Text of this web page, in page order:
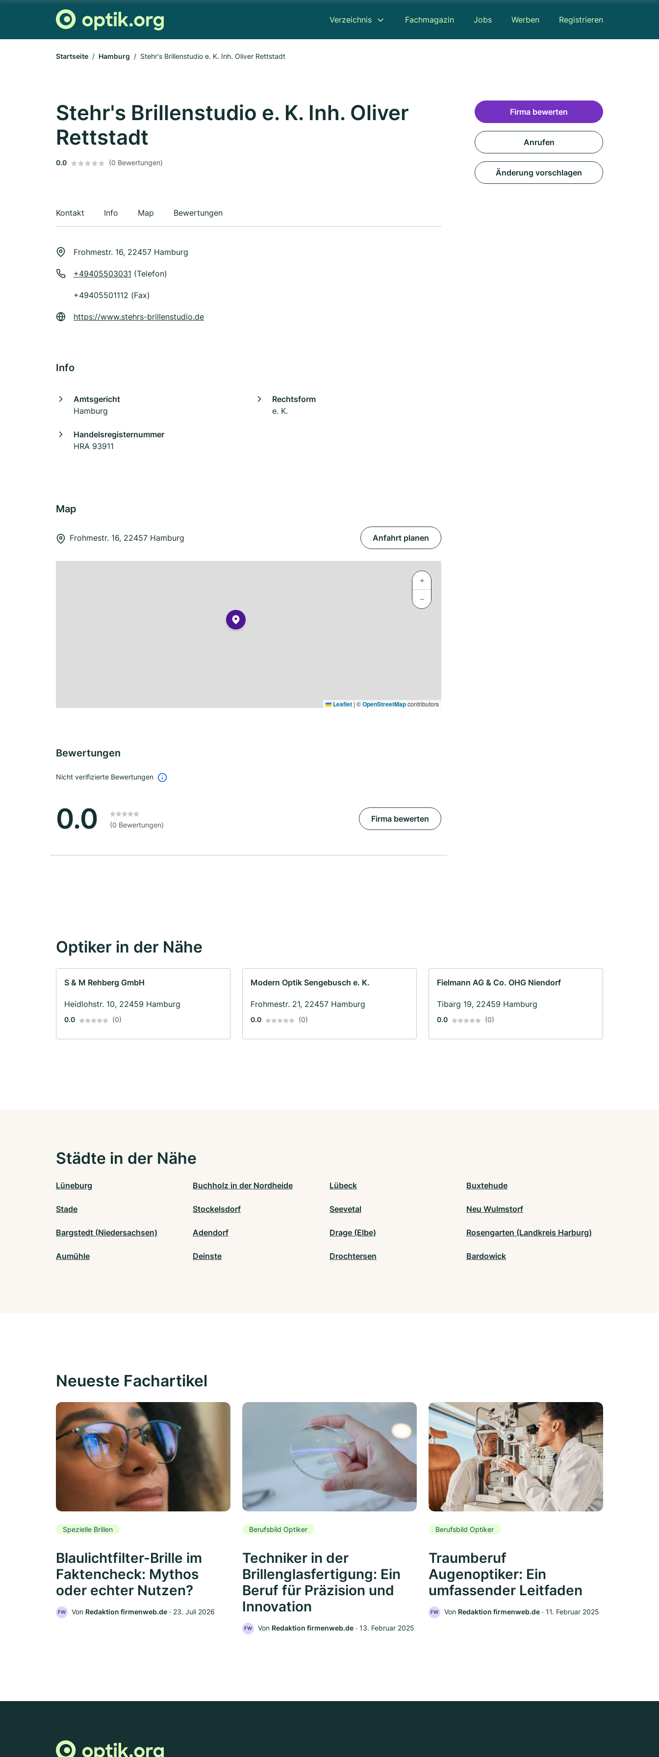
Verzeichnis Fachmagazin Jobs Werben Registrieren
Startseite Hamburg Stehr's Brillenstudio e. K. Inh. Oliver Rettstadt
Stehr's Brillenstudio e. K. Inh. Oliver
Rettstadt
0.0 (0 Bewertungen)
Kontakt Info Map Bewertungen
Frohmestr. 16, 22457 Hamburg
+49405503031 (Telefon)
+49405501112 (Fax)
https://www.stehrs-brillenstudio.de
Info
Amtsgericht
Hamburg
Rechtsform
e. K.
Handelsregisternummer
HRA 93911
Map
Frohmestr. 16, 22457 Hamburg Anfahrt planen
+
−
Leaflet | ©OpenStreetMapcontributors
Bewertungen
Nicht verifizierte Bewertungen
0.0 (0 Bewertungen)
Firma bewerten
Firma bewerten
Anrufen
Änderung vorschlagen
Optiker in der Nähe
S & M Rehberg GmbH
Heidlohstr. 10, 22459 Hamburg
0.0 (0)
Modern Optik Sengebusch e. K.
Frohmestr. 21, 22457 Hamburg
0.0 (0)
Fielmann AG & Co. OHG Niendorf
Tibarg 19, 22459 Hamburg
0.0 (0)
Städte in der Nähe
Lüneburg Buchholz in der Nordheide Lübeck Buxtehude
Stade Stockelsdorf Seevetal Neu Wulmstorf
Bargstedt (Niedersachsen) Adendorf Drage (Elbe) Rosengarten (Landkreis Harburg)
Aumühle Deinste Drochtersen Bardowick
Neueste Fachartikel
Spezielle Brillen
Blaulichtfilter-Brille im
Faktencheck: Mythos
oder echter Nutzen?
FW Von Redaktion firmenweb.de ‧ 23. Juli 2026
Berufsbild Optiker
Techniker in der
Brillenglasfertigung: Ein
Beruf für Präzision und
Innovation
FW Von Redaktion firmenweb.de ‧ 13. Februar 2025
Berufsbild Optiker
Traumberuf
Augenoptiker: Ein
umfassender Leitfaden
FW Von Redaktion firmenweb.de ‧ 11. Februar 2025